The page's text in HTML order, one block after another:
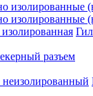
изолированные
изолированные
разъем